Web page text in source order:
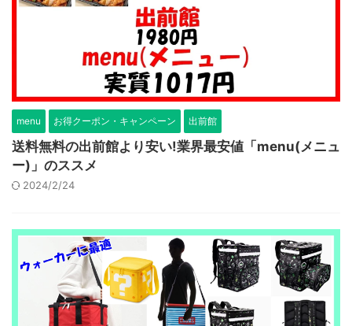
menu お得クーポン・キャンペーン 出前館
送料無料の出前館より安い!業界最安値「menu(メニュ
ー)」のススメ
2024/2/24